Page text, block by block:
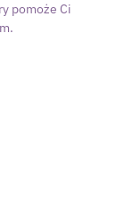
pomoże Ci